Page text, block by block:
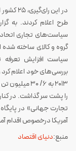
طرح اعلام کردند. به
گروه و کالای ساخته شده
سیاست افزایش تعرفه
را پشت سر گذاشت. در
تجارت جهانی» در پایگاه
آمریکا درخصوص اقدام
منبع:دنیای اقتصاد